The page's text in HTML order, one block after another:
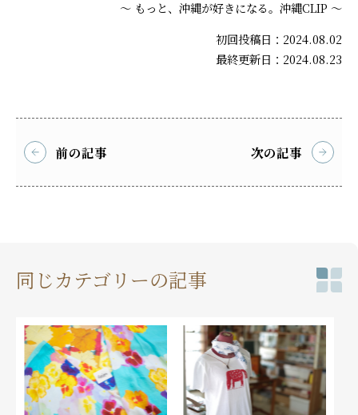
～ もっと、沖縄が好きになる。沖縄CLIP ～
初回投稿日：2024.08.02
最終更新日：2024.08.23
前の記事 次の記事
同じカテゴリーの記事